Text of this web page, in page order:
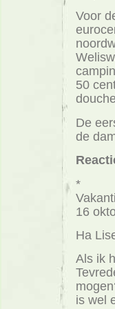
Voor
50
De
de
*
16
Ha
Als ik
is wel